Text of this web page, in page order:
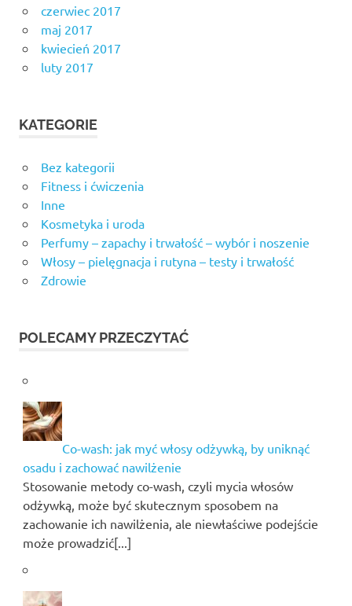
czerwiec 2017
maj 2017
kwiecień 2017
luty 2017
KATEGORIE
Bez kategorii
Fitness i ćwiczenia
Inne
Kosmetyka i uroda
Perfumy – zapachy i trwałość – wybór i noszenie
Włosy – pielęgnacja i rutyna – testy i trwałość
Zdrowie
POLECAMY PRZECZYTAĆ
Co-wash: jak myć włosy odżywką, by uniknąć
osadu i zachować nawilżenie
Stosowanie metody co-wash, czyli mycia włosów
odżywką, może być skutecznym sposobem na
zachowanie ich nawilżenia, ale niewłaściwe podejście
może prowadzić[...]